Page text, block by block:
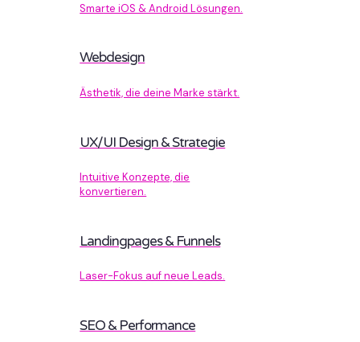
Smarte iOS & Android Lösungen.
Webdesign
Ästhetik, die deine Marke stärkt.
UX/UI Design & Strategie
Intuitive Konzepte, die
konvertieren.
Landingpages & Funnels
Laser-Fokus auf neue Leads.
SEO & Performance